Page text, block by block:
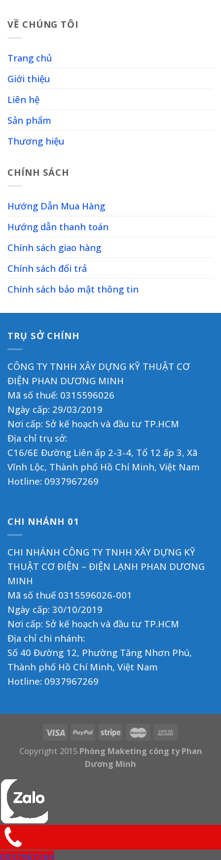
VỀ CHÚNG TÔI
Trang chủ
Giới thiệu
Liên hệ
Sản phẩm
Thương hiệu
CHÍNH SÁCH
Hướng Dẫn Mua Hàng
Hướng dẫn thanh toán
Chính sách giao hàng
Chính sách đổi trả
Chính sách bảo mật thông tin
TRỤ SỞ CHÍNH
CÔNG TY TNHH XÂY DỰNG KỸ THUẬT CƠ
ĐIỆN PHAN DƯƠNG MINH
Mã số thuế: 0315596026
Ngày cấp: 29/03/2019
Nơi cấp: Sở kế hoạch và đầu tư TP.HCM
Địa chỉ trụ sở:
C16/6E Đường Liên ấp 2-3-4, Tổ 12 ấp 3, Xã
Vĩnh Lộc, Thành phố Hồ Chí Minh, Việt Nam
Hotline: 0937967269
CHI NHÁNH 01
CHI NHÁNH CÔNG TY TNHH XÂY DỰNG KỸ
THUẬT CƠ ĐIỆN – ĐIỆN LẠNH PHAN DƯƠNG
MINH
Mã số thuế 0315596026-001
Ngày cấp: 30/10/2019
Nơi cấp: Sở kế hoạch và đầu tư TP.HCM
Địa chỉ chi nhánh:
Số 40 Đường 12, Phường Tăng Nhơn Phú,
Thành phố Hồ Chí Minh, Việt Nam
Hotline: 0937967269
Copyright 2015 Phòng Maketing công ty Phan
Dương Minh
0937967269